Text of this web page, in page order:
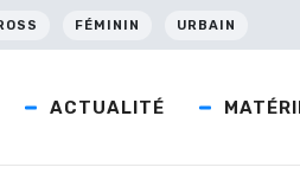
FÉMININ URBAIN
ACTUALITÉ